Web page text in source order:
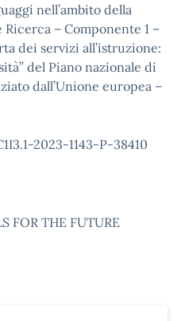
nell’ambito della
– Componente 1 –
dei servizi all’istruzione:
del Piano nazionale di
dall’Unione europea –
2023-1143-P-38410
FOR THE FUTURE